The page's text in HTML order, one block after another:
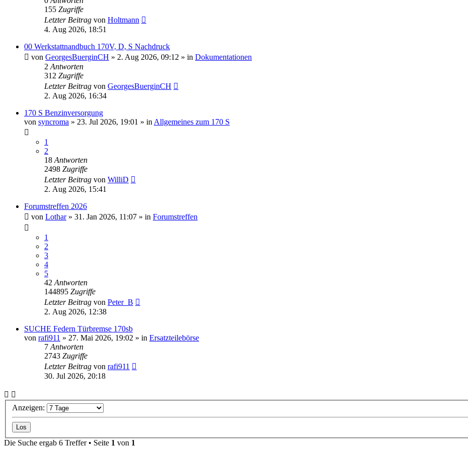
155 Zugriffe
Letzter Beitrag von Holtmann
4. Aug 2026, 18:51
00 Werkstattnandbuch 170V, D, S Nachdruck
von GeorgesBuerginCH » 2. Aug 2026, 09:12 » in Dokumentationen
2 Antworten
312 Zugriffe
Letzter Beitrag von GeorgesBuerginCH
2. Aug 2026, 16:34
170 S Benzinversorgung
von syncroma » 23. Jul 2026, 19:01 » in Allgemeines zum 170 S
1
2
18 Antworten
2498 Zugriffe
Letzter Beitrag von WilliD
2. Aug 2026, 15:41
Forumstreffen 2026
von Lothar» 31. Jan 2026, 11:07 » in Forumstreffen
1
2
3
4
5
42 Antworten
144895 Zugriffe
Letzter Beitrag von Peter_B
2. Aug 2026, 12:38
SUCHE Federn Türbremse 170sb
von rafi911 » 27. Mai 2026, 19:02 » in Ersatzteilebörse
7 Antworten
2743 Zugriffe
Letzter Beitrag von rafi911
30. Jul 2026, 20:18
Anzeigen:
Die Suche ergab 6 Treffer • Seite 1 von 1